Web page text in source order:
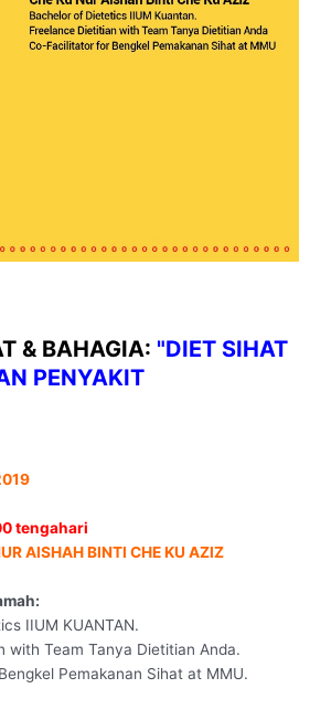
& BAHAGIA: "DIET SIHAT
PENYAKIT
tengahari
AISHAH BINTI CHE KU AZIZ
IIUM KUANTAN.
with Team Tanya Dietitian Anda.
Pemakanan Sihat at MMU.